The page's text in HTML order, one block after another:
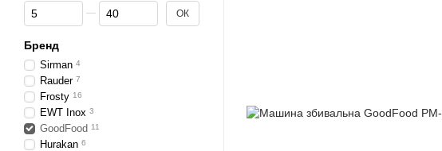
Від Об'єм
До Об'єм ОК
Бренд
Sirman 4
Rauder 7
Frosty 16
EWT Inox 3
GoodFood 11
Hurakan 6